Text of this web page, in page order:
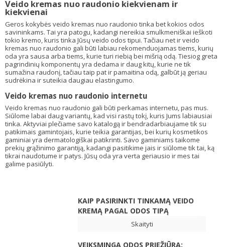
Veido kremas nuo raudonio kiekvienam ir
kiekvienai
Geros kokybės veido kremas nuo raudonio tinka bet kokios odos
savininkams. Tai yra patogu, kadangi nereikia smulkmeniškai ieškoti
tokio kremo, kuris tinka Jūsų veido odos tipui. Tačiau net ir veido
kremas nuo raudonio gali būti labiau rekomenduojamas tiems, kurių
oda yra sausa arba tiems, kurie turi riebią bei mišrią odą. Tiesiog greta
pagrindinių komponentų yra dedama ir daug kitų, kurie ne tik
sumažina raudonį, tačiau taip pat ir pamaitina odą, galbūt ją geriau
sudrėkina ir suteikia daugiau elastingumo.
Veido kremas nuo raudonio internetu
Veido kremas nuo raudonio gali būti perkamas internetu, pas mus.
Siūlome labai daug variantų, kad visi rastų tokį, kuris Jums labiausiai
tinka. Aktyviai plečiame savo katalogą ir bendradarbiaujame tik su
patikimais gamintojais, kurie teikia garantijas, bei kurių kosmetikos
gaminiai yra dermatologiškai patikrinti. Savo gaminiams taikome
prekių grąžinimo garantiją, kadangi pasitikime jais ir siūlome tik tai, ką
tikrai naudotume ir patys. Jūsų oda yra verta geriausio ir mes tai
galime pasiūlyti.
KAIP PASIRINKTI TINKAMĄ VEIDO
KREMĄ PAGAL ODOS TIPĄ
Skaityti
VEIKSMINGA ODOS PRIEŽIŪRA: